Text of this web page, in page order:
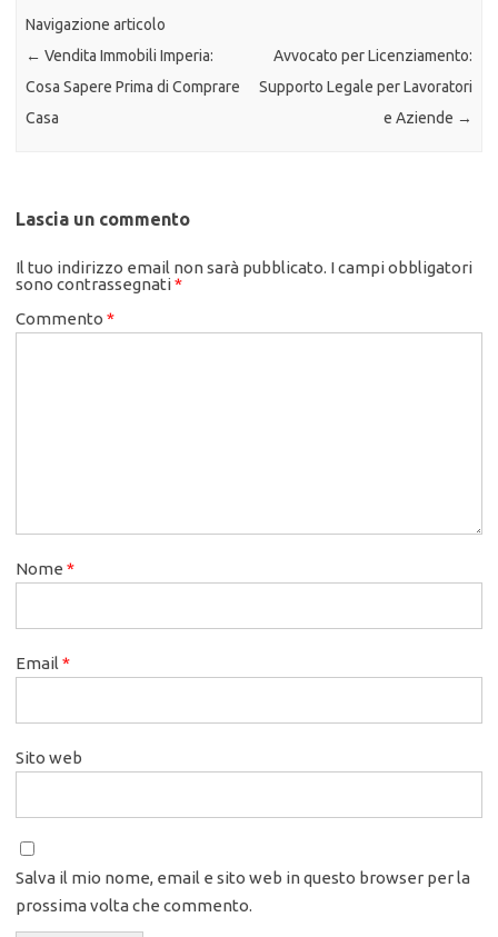
Navigazione articolo
← Vendita Immobili Imperia:
Cosa Sapere Prima di Comprare
Casa
Avvocato per Licenziamento:
Supporto Legale per Lavoratori
e Aziende →
Lascia un commento
Il tuo indirizzo email non sarà pubblicato. I campi obbligatori
sono contrassegnati*
Commento *
Nome *
Email *
Sito web
Salva il mio nome, email e sito web in questo browser per la
prossima volta che commento.